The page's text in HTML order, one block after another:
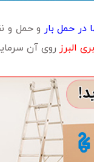
در حمل بار و حمل و
البرز روی آن